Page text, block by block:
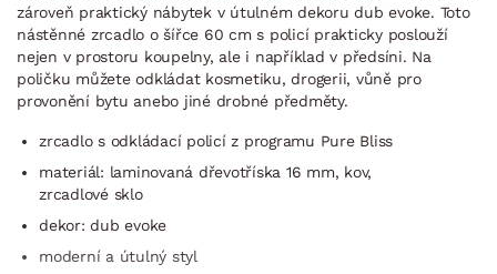
zároveň praktický nábytek v útulném dekoru dub evoke. Toto
nástěnné zrcadlo o šířce 60 cm s policí prakticky poslouží
nejen v prostoru koupelny, ale i například v předsíni. Na
poličku můžete odkládat kosmetiku, drogerii, vůně pro
provonění bytu anebo jiné drobné předměty.
zrcadlo s odkládací policí z programu Pure Bliss
materiál: laminovaná dřevotříska 16 mm, kov,
zrcadlové sklo
dekor: dub evoke
moderní a útulný styl